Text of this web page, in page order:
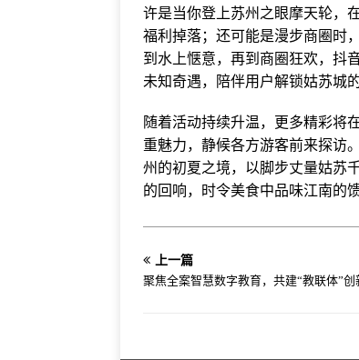
许是当你登上苏州之眼摩天轮，
福利掉落；还可能是漫步商圈时
到水上惬意，再到商圈狂欢，抖
未知奇遇，陪伴用户解锁姑苏城
随着活动持续升温，更多精彩将
重魅力，静候各方游客前来探访
州的初夏之境，以脚步丈量姑苏
的回响，时令美食中品味江南的
上一篇
聚焦全案智慧数字教育，共建“教联体”